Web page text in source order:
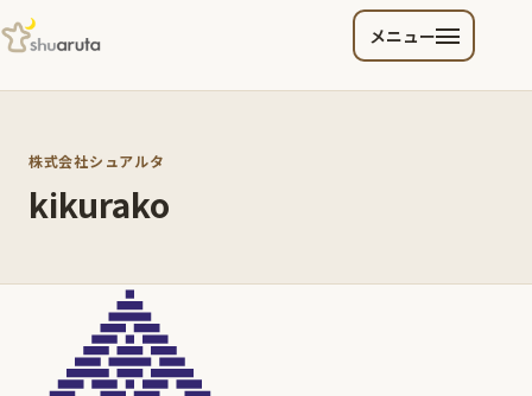
メニュー
株式会社シュアルタ
kikurako